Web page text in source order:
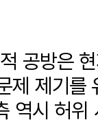
공방은
제 제기를
역시 허